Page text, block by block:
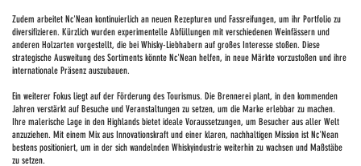
Zudem arbeitet Nc'Nean kontinuierlich an neuen Rezepturen und Fassreifungen, um ihr Portfolio zu
diversifizieren. Kürzlich wurden experimentelle Abfüllungen mit verschiedenen Weinfässern und
anderen Holzarten vorgestellt, die bei Whisky-Liebhabern auf großes Interesse stoßen. Diese
strategische Ausweitung des Sortiments könnte Nc'Nean helfen, in neue Märkte vorzustoßen und ihre
internationale Präsenz auszubauen.
Ein weiterer Fokus liegt auf der Förderung des Tourismus. Die Brennerei plant, in den kommenden
Jahren verstärkt auf Besuche und Veranstaltungen zu setzen, um die Marke erlebbar zu machen.
Ihre malerische Lage in den Highlands bietet ideale Voraussetzungen, um Besucher aus aller Welt
anzuziehen. Mit einem Mix aus Innovationskraft und einer klaren, nachhaltigen Mission ist Nc'Nean
bestens positioniert, um in der sich wandelnden Whiskyindustrie weiterhin zu wachsen und Maßstäbe
zu setzen.